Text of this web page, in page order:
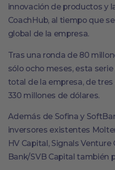
innovación de productos y
CoachHub, al tiempo que
global de la empresa.
Tras una ronda de 80
sólo ocho meses, esta
total de la empresa, de
330 millones de dólares.
Además de Sofina y
inversores existentes
HV Capital, Signals Venture
Bank/SVB Capital también